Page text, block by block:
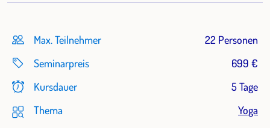
Max. Teilnehmer
22 Personen
Seminarpreis
699 €
Kursdauer
5 Tage
Thema
Yoga